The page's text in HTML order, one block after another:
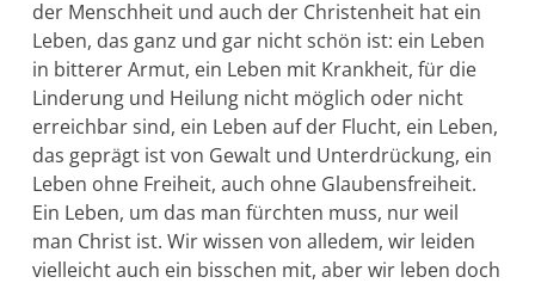
der Menschheit und auch der Christenheit hat ein
Le­ben, das ganz und gar nicht schön ist: ein Leben
in bitterer Armut, ein Leben mit Krankheit, für die
Linderung und Heilung nicht mög­lich oder nicht
erreichbar sind, ein Leben auf der Flucht, ein Leben,
das geprägt ist von Gewalt und Unterdrückung, ein
Leben ohne Frei­heit, auch ohne Glaubensfreiheit.
Ein Leben, um das man fürchten muss, nur weil
man Christ ist. Wir wissen von alledem, wir leiden
vielleicht auch ein bisschen mit, aber wir leben doch